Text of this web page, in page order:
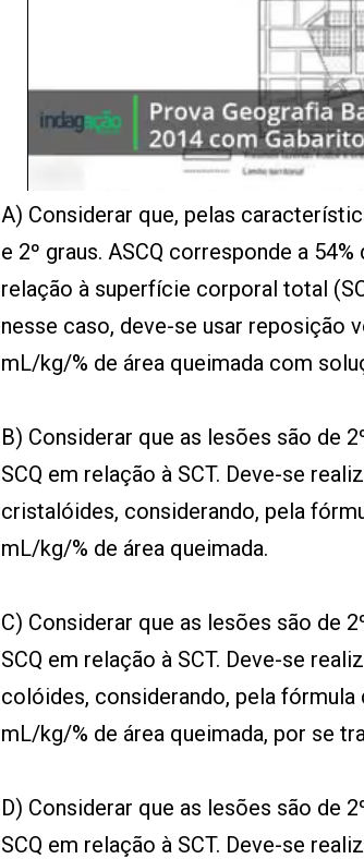
A) Considerar que, pelas
e 2º graus. ASCQ corresponde a
relação à superfície corporal total
nesse caso, deve-se usar reposição
mL/kg/% de área queimada com
B) Considerar que as lesões são de
SCQ em relação à SCT. Deve-se
cristalóides, considerando, pela
mL/kg/% de área queimada.
C) Considerar que as lesões são de
SCQ em relação à SCT. Deve-se
colóides, considerando, pela fórmula
mL/kg/% de área queimada, por se
D) Considerar que as lesões são de
SCQ em relação à SCT. Deve-se